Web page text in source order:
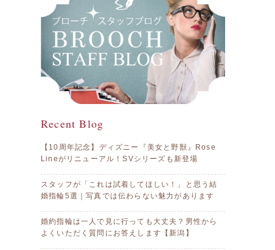
Recent Blog
【10周年記念】ディズニー『美女と野獣』Rose
Lineがリニューアル！SVシリーズも新登場
スタッフが「これは試着してほしい！」と思う結
婚指輪5選｜写真では伝わらない魅力があります
婚約指輪は一人で見に行っても大丈夫？男性から
よくいただく質問にお答えします【新潟】